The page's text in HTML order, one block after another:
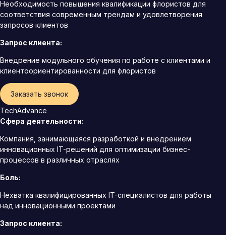
Необходимость повышения квалификации флористов для
соответствия современным трендам и удовлетворения
запросов клиентов
Запрос клиента:
Внедрение модульного обучения по работе с клиентами и
клиентоориентированности для флористов
Заказать звонок
TechAdvance
Сфера деятельности:
Компания, занимающаяся разработкой и внедрением
инновационных IT-решений для оптимизации бизнес-
процессов в различных отраслях
Боль:
Нехватка квалифицированных IT-специалистов для работы
над инновационными проектами
Запрос клиента: